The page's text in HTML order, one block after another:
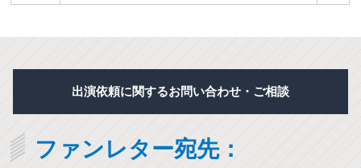
出演依頼に関するお問い合わせ・ご相談
ファンレター宛先：